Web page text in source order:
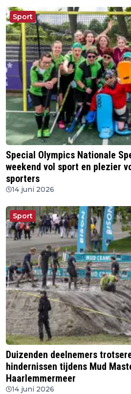
Sport
Special Olympics Nationale
weekend vol sport en plezier
sporters
14 juni 2026
Sport
Duizenden deelnemers
hindernissen tijdens Mud
Haarlemmermeer
14 juni 2026